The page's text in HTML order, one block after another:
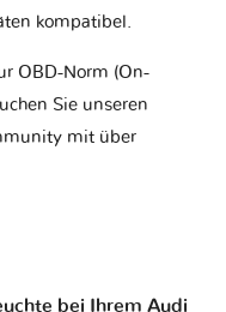
kompatibel.
OBD-Norm (On-
Sie unseren
mit über
bei Ihrem Audi